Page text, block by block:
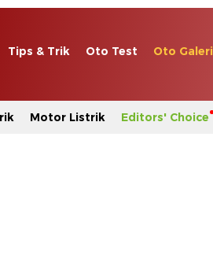
Tips & Trik Oto Test Oto Galeri
Motor Listrik Editors' Choice